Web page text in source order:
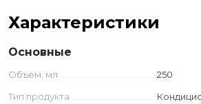
Применение
помощью расчески по всей длине
проточной водой. Использовать
лосьона. Подходит для частого
Характеристики
Основные
Объем, мл
250
Тип продукта